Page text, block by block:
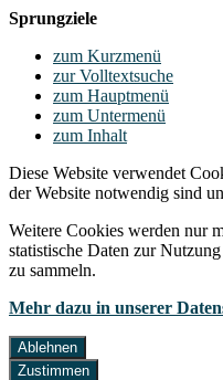
Sprungziele
zum Kurzmenü
zur Volltextsuche
zum Hauptmenü
zum Untermenü
zum Inhalt
Diese Website verwendet
der Website notwendig sind
Weitere Cookies werden nur
statistische Daten zur
zu sammeln.
Mehr dazu in unserer
Ablehnen
Zustimmen